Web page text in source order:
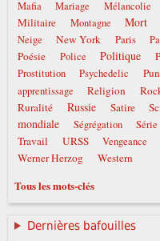
Mafia Mariage Mélancolie
Militaire
Montagne Mort
Neige
New York Paris
Poésie
Police Politique
Prostitution
Psychedelic
apprentissage
Religion
Ruralité Russie Satire
mondiale
Ségrégation Série
Travail URSS Vengeance
Werner Herzog Western
Tous les mots-clés
Dernières bafouilles